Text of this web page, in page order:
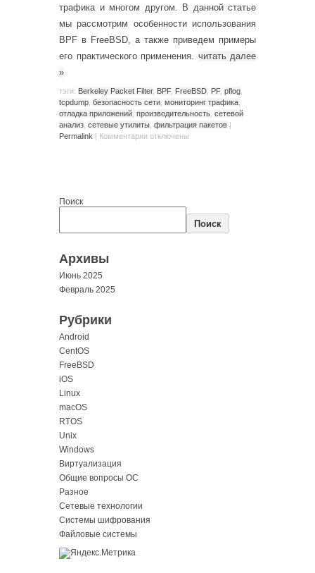
трафика и многом другом. В данной статье
мы рассмотрим особенности использования
BPF в FreeBSD, а также приведем примеры
его практического применения. читать далее
»
тэги: Berkeley Packet Filter, BPF, FreeBSD PF, pflog
tcpdump безопасность сети мониторинг трафика
отладка приложений производительность сетевой
анализ сетевые утилиты фильтрация пакетов |
Permalink | Комментарии отключены
Поиск
Поиск
Архивы
Июнь 2025
Февраль 2025
Рубрики
Android
CentOS
FreeBSD
iOS
Linux
macOS
RTOS
Unix
Windows
Виртуализация
Общие вопросы ОС
Разное
Сетевые технологии
Системы шифрования
Файловые системы